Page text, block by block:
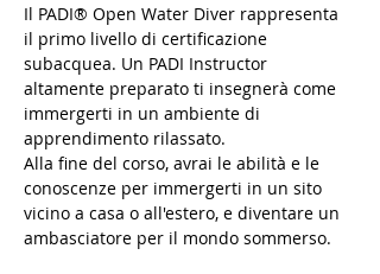
Il PADI® Open Water Diver rappresenta
il primo livello di certificazione
subacquea. Un PADI Instructor
altamente preparato ti insegnerà come
immergerti in un ambiente di
apprendimento rilassato.
Alla fine del corso, avrai le abilità e le
conoscenze per immergerti in un sito
vicino a casa o all'estero, e diventare un
ambasciatore per il mondo sommerso.